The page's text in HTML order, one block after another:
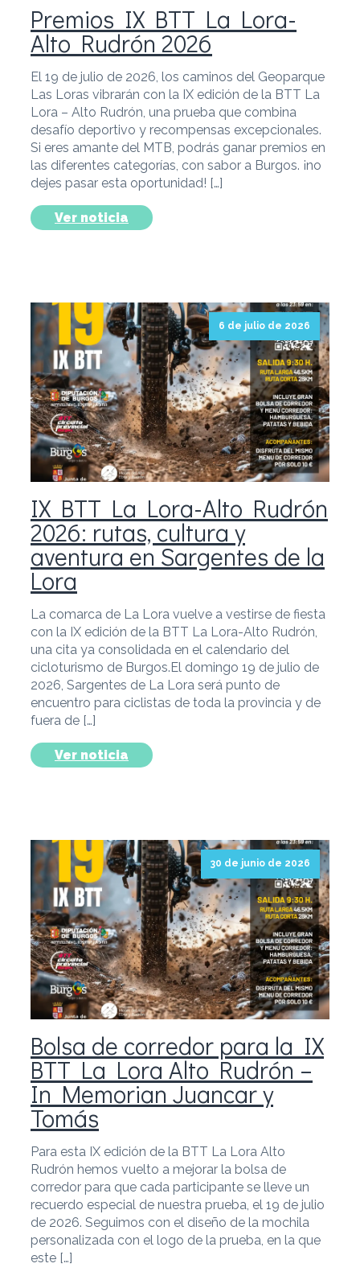
Premios IX BTT La Lora-
Alto Rudrón 2026
El 19 de julio de 2026, los caminos del Geoparque
Las Loras vibrarán con la IX edición de la BTT La
Lora – Alto Rudrón, una prueba que combina
desafío deportivo y recompensas excepcionales.
Si eres amante del MTB, podrás ganar premios en
las diferentes categorías, con sabor a Burgos. ¡no
dejes pasar esta oportunidad! […]
Ver noticia
6 de julio de 2026
IX BTT La Lora-Alto Rudrón
2026: rutas, cultura y
aventura en Sargentes de la
Lora
La comarca de La Lora vuelve a vestirse de fiesta
con la IX edición de la BTT La Lora-Alto Rudrón,
una cita ya consolidada en el calendario del
cicloturismo de Burgos.El domingo 19 de julio de
2026, Sargentes de La Lora será punto de
encuentro para ciclistas de toda la provincia y de
fuera de […]
Ver noticia
30 de junio de 2026
Bolsa de corredor para la IX
BTT La Lora Alto Rudrón –
In Memorian Juancar y
Tomás
Para esta IX edición de la BTT La Lora Alto
Rudrón hemos vuelto a mejorar la bolsa de
corredor para que cada participante se lleve un
recuerdo especial de nuestra prueba, el 19 de julio
de 2026. Seguimos con el diseño de la mochila
personalizada con el logo de la prueba, en la que
este […]